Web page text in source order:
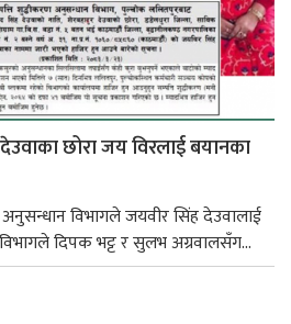
छोरा जय विरलाई बयानका
विभागले जयवीर सिंह देउवालाई
दिपक भट्ट र सुलभ अग्रवालसँग...